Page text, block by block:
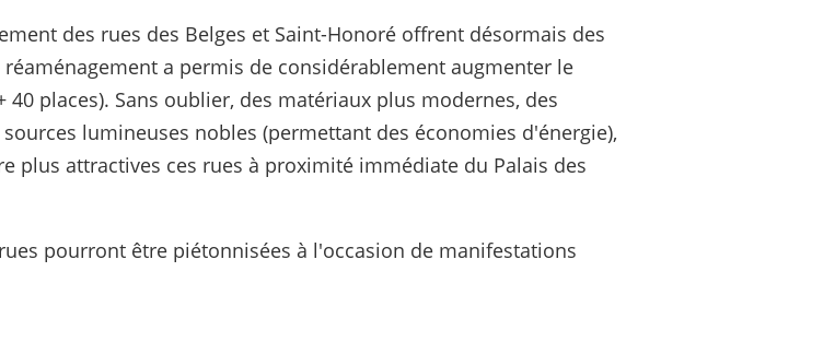
des rues des Belges et Saint-Honoré offrent désormais des
a permis de considérablement augmenter le
places). Sans oublier, des matériaux plus modernes, des
lumineuses nobles (permettant des économies d'énergie),
plus attractives ces rues à proximité immédiate du Palais des
pourront être piétonnisées à l'occasion de manifestations